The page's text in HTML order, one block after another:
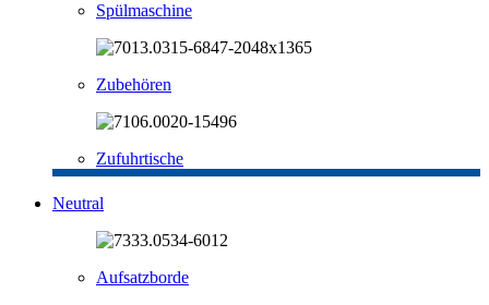
Spülmaschine
Zubehören
Zufuhrtische
Neutral
Aufsatzborde